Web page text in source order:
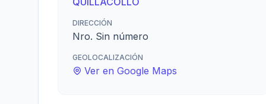
DIRECCIÓN
Nro. Sin número
GEOLOCALIZACIÓN
Ver en Google Maps